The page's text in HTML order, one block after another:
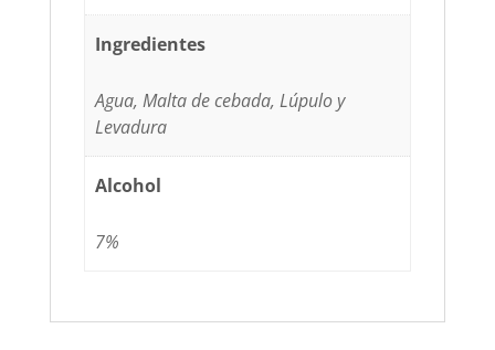
Ingredientes
Agua, Malta de cebada, Lúpulo y
Levadura
Alcohol
7%